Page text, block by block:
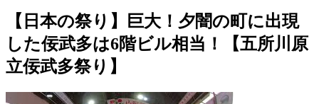
【日本の祭り】巨大！夕闇の町に出現
した佞武多は6階ビル相当！【五所川原
立佞武多祭り】